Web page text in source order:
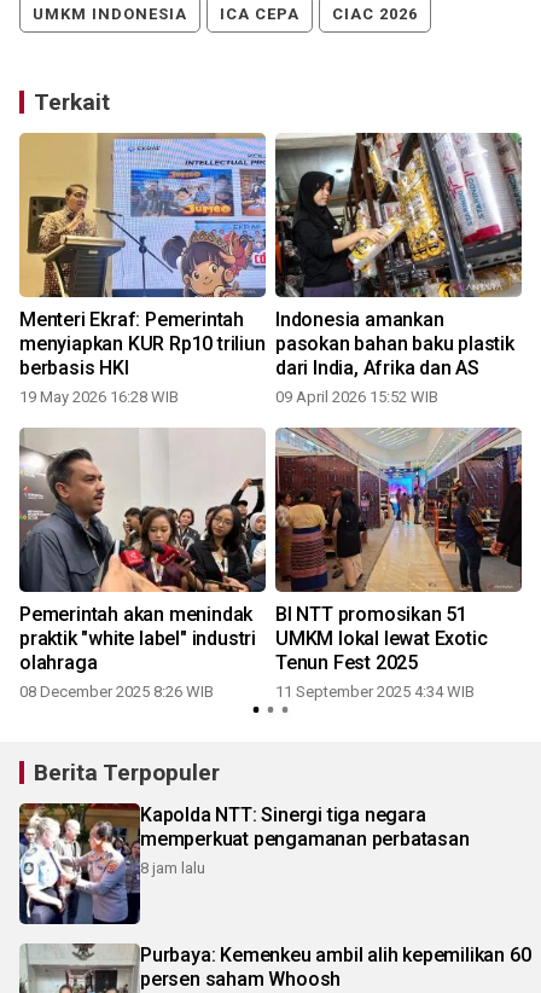
UMKM INDONESIA ICA CEPA CIAC 2026
Terkait
Menteri Ekraf: Pemerintah
menyiapkan KUR Rp10 triliun
berbasis HKI
19 May 2026 16:28 WIB
Indonesia amankan
pasokan bahan baku plastik
dari India, Afrika dan AS
09 April 2026 15:52 WIB
Pemerintah akan menindak
praktik "white label" industri
olahraga
08 December 2025 8:26 WIB
BI NTT promosikan 51
UMKM lokal lewat Exotic
Tenun Fest 2025
11 September 2025 4:34 WIB
Berita Terpopuler
Kapolda NTT: Sinergi tiga negara
memperkuat pengamanan perbatasan
8 jam lalu
Purbaya: Kemenkeu ambil alih kepemilikan 60
persen saham Whoosh